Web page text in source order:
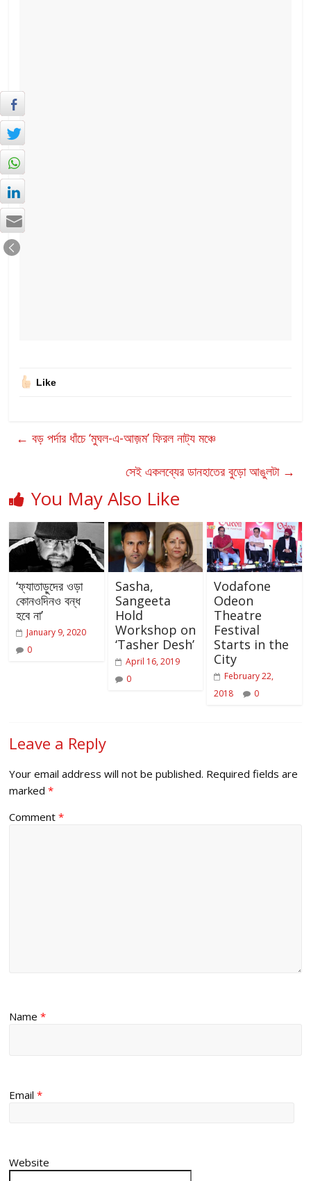
Like
← বড় পর্দার ধাঁচে ‘মুঘল-এ-আজ়ম’ ফিরল নাট্য মঞ্চে
সেই একলব্যের ডানহাতের বুড়ো আঙুলটা →
You May Also Like
‘ফ্যাতাড়ুদের ওড়া
কোনওদিনও বন্ধ
হবে না’
January 9, 2020
0
Sasha,
Sangeeta
Hold
Workshop on
‘Tasher Desh’
April 16, 2019
0
Vodafone
Odeon
Theatre
Festival
Starts in the
City
February 22,
2018
0
Leave a Reply
Your email address will not be published. Required fields are
marked*
Comment*
Name*
Email*
Website